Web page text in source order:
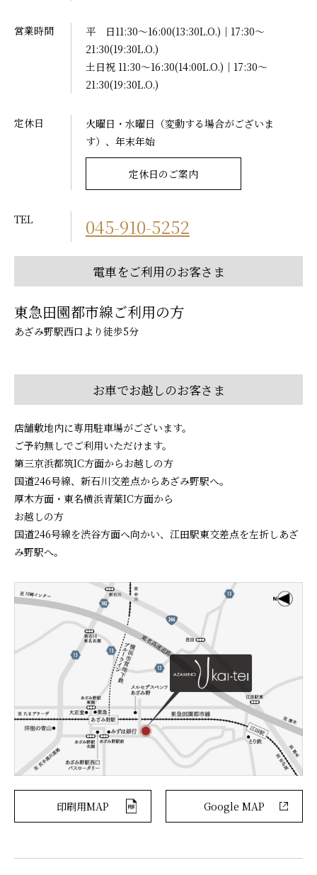
営業時間
平 日11:30～16:00(13:30L.O.)｜17:30～
21:30(19:30L.O.)
土日祝 11:30～16:30(14:00L.O.)｜17:30～
21:30(19:30L.O.)
定休日
火曜日・水曜日（変動する場合がございま
す）、年末年始
定休日のご案内
TEL 045-910-5252
電車をご利用のお客さま
東急田園都市線ご利用の方
あざみ野駅西口より徒歩5分
お車でお越しのお客さま
店舗敷地内に専用駐車場がございます。
ご予約無しでご利用いただけます。
第三京浜都筑IC方面からお越しの方
国道246号線、新石川交差点からあざみ野駅へ。
厚木方面・東名横浜青葉IC方面から
お越しの方
国道246号線を渋谷方面へ向かい、江田駅東交差点を左折しあざ
み野駅へ。
印刷用MAP Google MAP